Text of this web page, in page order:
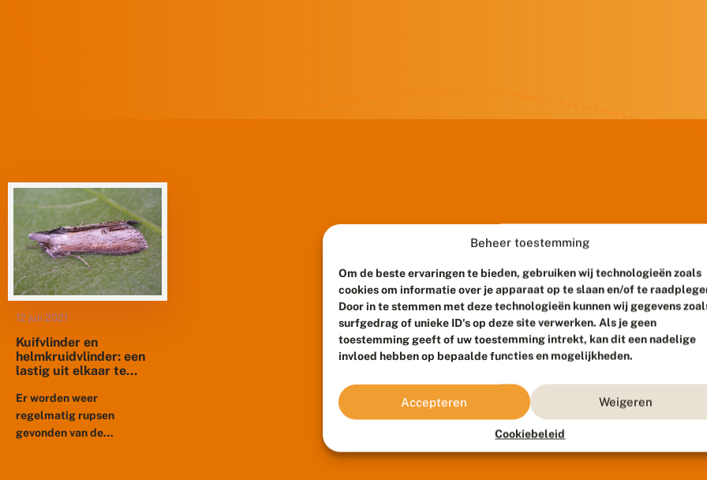
Beheer toestemming
Om de beste ervaringen te bieden, gebruiken wij technologieën zoals
cookies om informatie over je apparaat op te slaan en/of te
Door in te stemmen met deze technologieën kunnen wij gegevens
surfgedrag of unieke ID's op deze site verwerken. Als je geen
toestemming geeft of uw toestemming intrekt, kan dit een nadelige
invloed hebben op bepaalde functies en mogelijkheden.
Accepteren Weigeren
Cookiebeleid
12 juli 2021
Kuifvlinder en
helmkruidvlinder: een
lastig uit elkaar te
Er worden weer
regelmatig rupsen
gevonden van de